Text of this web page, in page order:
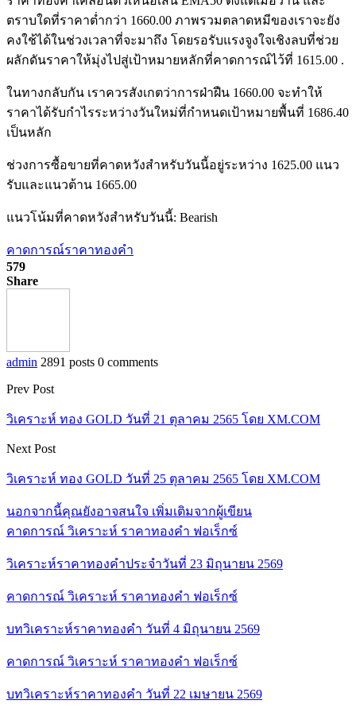
ตราบใดที่ราคาต่ำกว่า 1660.00 ภาพรวมตลาดหมีของเราจะยัง
คงใช้ได้ในช่วงเวลาที่จะมาถึง โดยรอรับแรงจูงใจเชิงลบที่ช่วย
ผลักดันราคาให้มุ่งไปสู่เป้าหมายหลักที่คาดการณ์ไว้ที่ 1615.00 .
ในทางกลับกัน เราควรสังเกตว่าการฝ่าฝืน 1660.00 จะทำให้
ราคาได้รับกำไรระหว่างวันใหม่ที่กำหนดเป้าหมายพื้นที่ 1686.40
เป็นหลัก
ช่วงการซื้อขายที่คาดหวังสำหรับวันนี้อยู่ระหว่าง 1625.00 แนว
รับและแนวต้าน 1665.00
แนวโน้มที่คาดหวังสำหรับวันนี้: Bearish
คาดการณ์ราคาทองคำ
579
Share
admin 2891 posts 0 comments
Prev Post
วิเคราะห์ ทอง GOLD วันที่ 21 ตุลาคม 2565 โดย XM.COM
Next Post
วิเคราะห์ ทอง GOLD วันที่ 25 ตุลาคม 2565 โดย XM.COM
นอกจากนี้คุณยังอาจสนใจ เพิ่มเติมจากผู้เขียน
คาดการณ์ วิเคราะห์ ราคาทองคำ ฟอเร็กซ์
วิเคราะห์ราคาทองคำประจำวันที่ 23 มิถุนายน 2569
คาดการณ์ วิเคราะห์ ราคาทองคำ ฟอเร็กซ์
บทวิเคราะห์ราคาทองคำ วันที่ 4 มิถุนายน 2569
คาดการณ์ วิเคราะห์ ราคาทองคำ ฟอเร็กซ์
บทวิเคราะห์ราคาทองคำ วันที่ 22 เมษายน 2569